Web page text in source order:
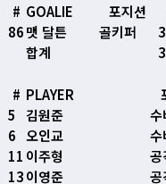
# GOALIE 포지션
86맷 달튼 골키퍼
합계
# PLAYER
5
김원준 수
6 오인교 수
11 이주형 공
13이영준 공